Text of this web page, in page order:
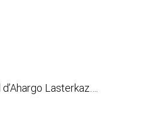
Lasterkaz….